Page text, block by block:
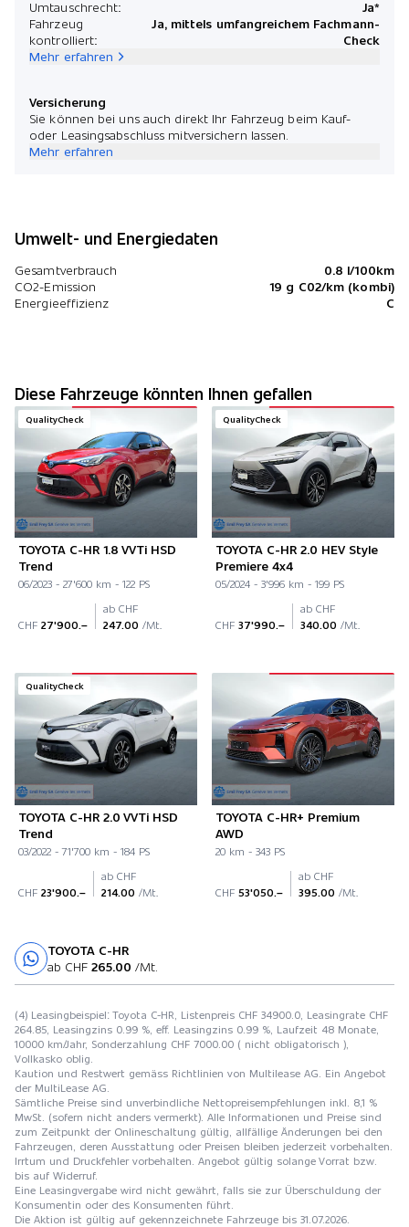
Umtauschrecht:
Ja*
Fahrzeug
kontrolliert:
Ja, mittels umfangreichem Fachmann-
Check
Mehr erfahren
Versicherung
Sie können bei uns auch direkt Ihr Fahrzeug beim Kauf-
oder Leasingsabschluss mitversichern lassen.
Mehr erfahren
Umwelt- und Energiedaten
Gesamtverbrauch
0.8 l/100km
CO2-Emission
19 g C02/km (kombi)
Energieeffizienz
C
Diese Fahrzeuge könnten Ihnen gefallen
QualityCheck
TOYOTA C-HR 1.8 VVTi HSD
Trend
06/2023 - 27'600 km - 122 PS
CHF 27'900.–
ab CHF
247.00 /Mt.
QualityCheck
TOYOTA C-HR 2.0 HEV Style
Premiere 4x4
05/2024 - 3'996 km - 199 PS
CHF 37'990.–
ab CHF
340.00 /Mt.
QualityCheck
TOYOTA C-HR 2.0 VVTi HSD
Trend
03/2022 - 71'700 km - 184 PS
CHF 23'900.–
ab CHF
214.00 /Mt.
TOYOTA C-HR+ Premium
AWD
20 km - 343 PS
CHF 53'050.–
ab CHF
395.00 /Mt.
TOYOTA C-HR
ab CHF 265.00 /Mt.
(4) Leasingbeispiel: Toyota C-HR, Listenpreis CHF 34900.0, Leasingrate CHF
264.85, Leasingzins 0.99 %, eff. Leasingzins 0.99 %, Laufzeit 48 Monate,
10000 km/Jahr, Sonderzahlung CHF 7000.00 ( nicht obligatorisch ),
Vollkasko oblig.
Kaution und Restwert gemäss Richtlinien von Multilease AG. Ein Angebot
der MultiLease AG.
Sämtliche Preise sind unverbindliche Nettopreisempfehlungen inkl. 8,1 %
MwSt. (sofern nicht anders vermerkt). Alle Informationen und Preise sind
zum Zeitpunkt der Onlineschaltung gültig, allfällige Änderungen bei den
Fahrzeugen, deren Ausstattung oder Preisen bleiben jederzeit vorbehalten.
Irrtum und Druckfehler vorbehalten. Angebot gültig solange Vorrat bzw.
bis auf Widerruf.
Eine Leasingvergabe wird nicht gewährt, falls sie zur Überschuldung der
Konsumentin oder des Konsumenten führt.
Die Aktion ist gültig auf gekennzeichnete Fahrzeuge bis 31.07.2026.